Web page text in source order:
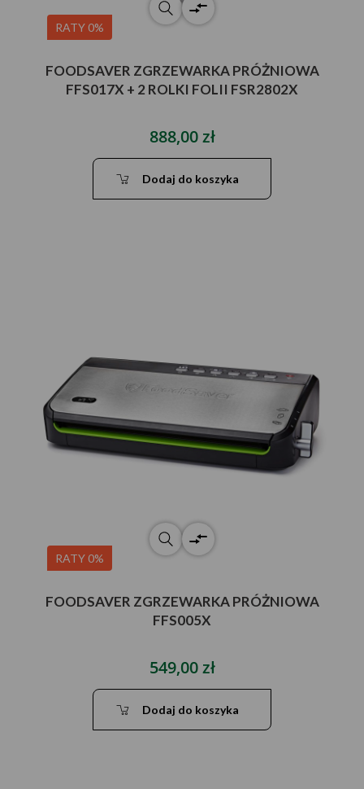
RATY 0%
FOODSAVER ZGRZEWARKA PRÓŻNIOWA
FFS017X + 2 ROLKI FOLII FSR2802X
888,00 zł
Dodaj do koszyka
RATY 0%
FOODSAVER ZGRZEWARKA PRÓŻNIOWA
FFS005X
549,00 zł
Dodaj do koszyka